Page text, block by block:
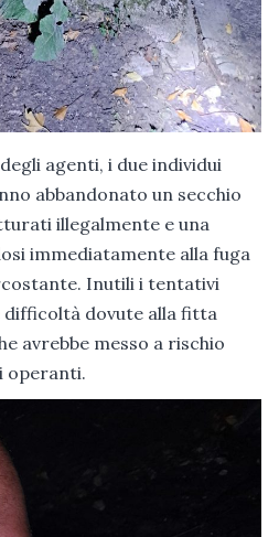
agenti, i due individui
abbandonato un secchio
illegalmente e una
immediatamente alla fuga
Inutili i tentativi
difficoltà dovute alla fitta
avrebbe messo a rischio
operanti.